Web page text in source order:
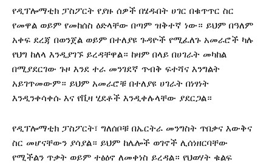
የዲፕሎማቲክ ፓስፖርት የያዙ ሰዎች በሄዱበት ሀገር በቁጥጥር ስር
የመዋል ወይም የመከሰስ ዕድላቸው በጣም ዝቅተኛ ነው። ይህም በዓለም
አቀፍ ደረጃ በወንጀል ወይም በተለያዩ ጉዳዮች የሚፈለጉ አመራሮች ካሉ
የህግ ከለላ እንዲያገኙ ይረዳቸዋል። ከዛም በላይ በሀገራት መካከል
በሚያደርገው ጉዞ እንደ ተራ መንገደኛ ጥብቅ ፍተሻና እንግልት
አይገጥመውም። ይህም አመራሮቹ በተለያዩ ሀገራት በነፃነት
እንዲንቀሳቀሱ እና የቪዛ ሂደቶች እንዲቀሉላቸው ያደርጋል።
የዲፕሎማቲክ ፓስፖርት፣ ግለሰቦቹ በኤርትራ መንግስት ጥበቃና እውቅና
ስር መሆናቸውን ያሳያል። ይህም ከሌሎች ወገኖች ሊሰነዘርባቸው
የሚችልን ጥቃት ወይም ተፅዕኖ ለመቀነስ ይረዳል። የህወሃት ቁልፍ